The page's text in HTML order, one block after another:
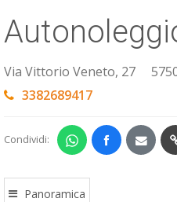
Via Vittorio Veneto, 27
3382689417
Condividi:
Panoramica